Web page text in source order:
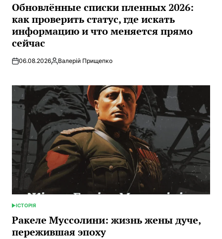
В
Обновлённые списки пленных 2026:
как проверить статус, где искать
информацию и что меняется прямо
сейчас
06.08.2026Запись
Валерій Прищепко
ОПУБЛИКОВАНО
В
ІСТОРІЯ
Ракеле Муссолини: жизнь жены дуче,
пережившая эпоху